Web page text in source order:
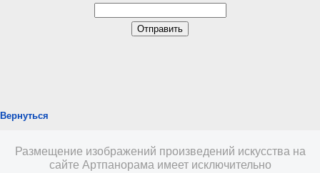
Вернуться
Размещение изображений произведений искусства на
сайте Артпанорама имеет исключительно